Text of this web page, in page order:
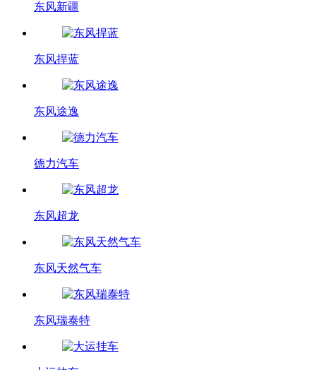
东风新疆
东风捍蓝
东风途逸
德力汽车
东风超龙
东风天然气车
东风瑞泰特